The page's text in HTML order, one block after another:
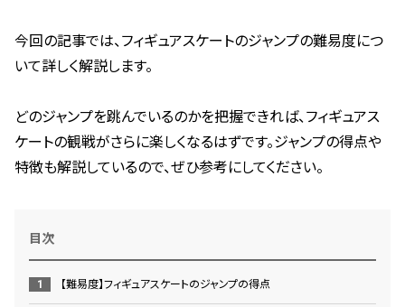
今回の記事では、フィギュアスケートのジャンプの難易度につ
いて詳しく解説します。
どのジャンプを跳んでいるのかを把握できれば、フィギュアス
ケートの観戦がさらに楽しくなるはずです。ジャンプの得点や
特徴も解説しているので、ぜひ参考にしてください。
目次
【難易度】フィギュアスケートのジャンプの得点